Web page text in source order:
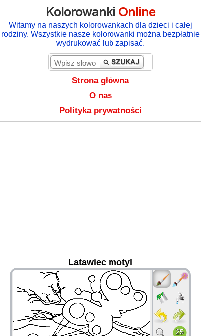
Kolorowanki Online
Witamy na naszych kolorowankach dla dzieci i całej
rodziny. Wszystkie nasze kolorowanki można bezpłatnie
wydrukować lub zapisać.
Strona główna
O nas
Polityka prywatności
Latawiec motyl